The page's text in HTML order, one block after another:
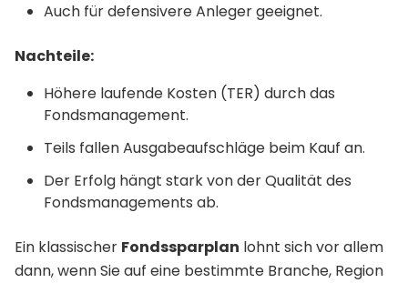
Auch für defensivere Anleger geeignet.
Nachteile:
Höhere laufende Kosten (TER) durch das
Fondsmanagement.
Teils fallen Ausgabeaufschläge beim Kauf an.
Der Erfolg hängt stark von der Qualität des
Fondsmanagements ab.
Ein klassischer Fondssparplan lohnt sich vor allem
dann, wenn Sie auf eine bestimmte Branche, Region